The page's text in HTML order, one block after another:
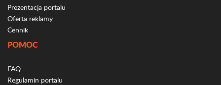
Prezentacja portalu
Oferta reklamy
Cennik
POMOC
FAQ
Regulamin portalu